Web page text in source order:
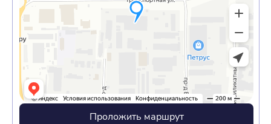
Проложить маршрут